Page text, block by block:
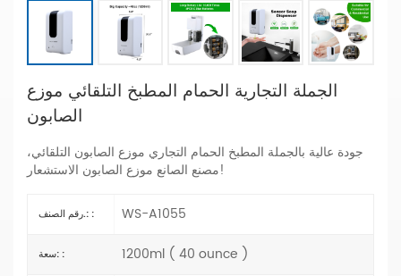
الجملة التجارية الحمام المطبخ التلقائي موزع
الصابون
جودة عالية بالجملة المطبخ الحمام التجاري موزع الصابون التلقائي،
مصنع الصانع موزع الصابون الاستشعار!
رقم الصنف.: : WS-A1055
سعة: : 1200ml ( 40 ounce )